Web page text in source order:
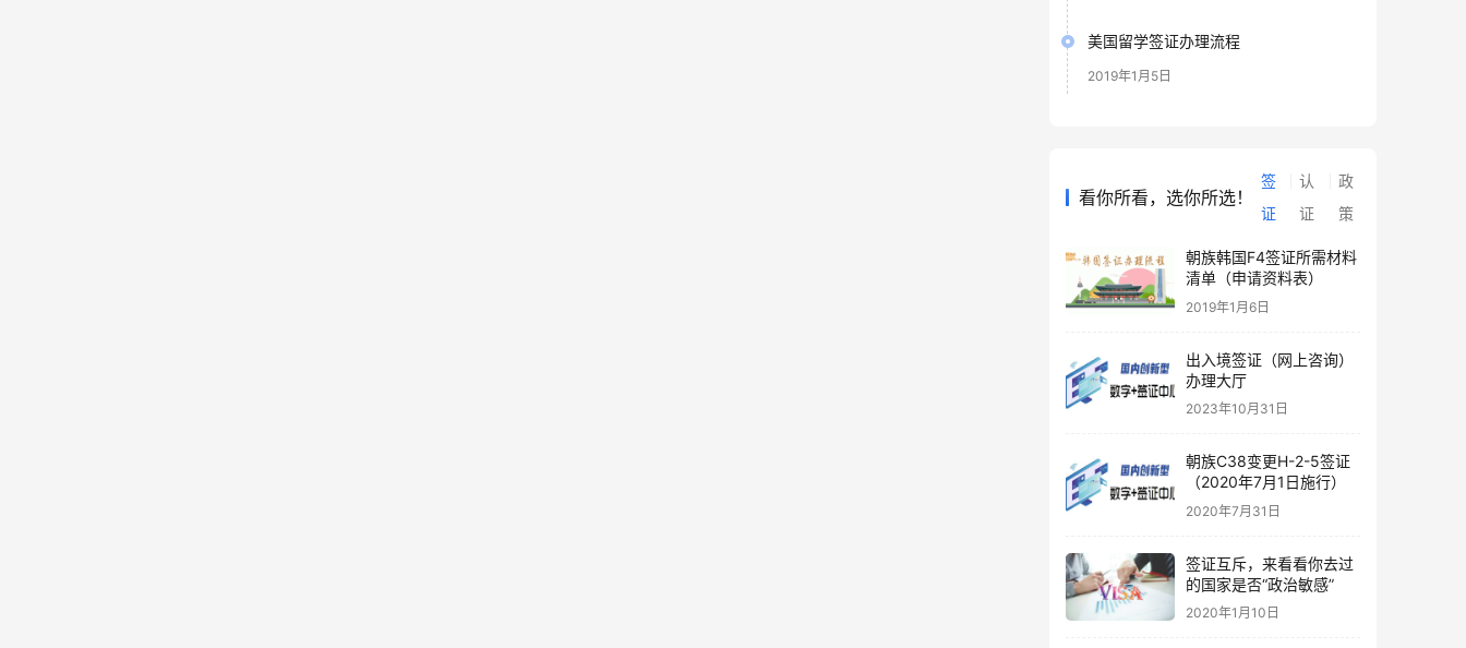
美国留学签证办理流程
2019年1月5日
看你所看，选你所选！
签
证
认
证
政
策
朝族韩国F4签证所需材料
清单（申请资料表）
2019年1月6日
出入境签证（网上咨询）
办理大厅
2023年10月31日
朝族C38变更H-2-5签证
（2020年7月1日施行）
2020年7月31日
签证互斥，来看看你去过
的国家是否“政治敏感”
2020年1月10日